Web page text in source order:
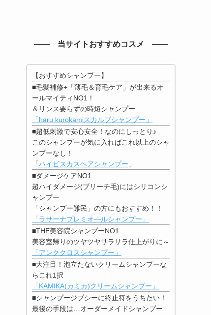
当サイトおすすめコスメ
【おすすめシャンプー】
■毛髪補修+「薄毛＆育毛ケア」が出来るオ
ールマイティNO1！
＆リンス要らずの時短シャンプー
「haru kurokamiスカルプシャンプー」
■超低刺激で安心安全！なのにしっとり♪
このシャンプーが気に入ればこれ以上のシャ
ンプーなし！
「ハイビスカスヘアシャンプー 」
■ダメージケアNO1
超ハイダメージ(ブリーチ毛)にはシリコンシ
ャンプー
「シャンプー難民」の方にもおすすめ！！
「ラサーナプレミオ―ルシャンプー」
■THE美容院シャンプーNO1
美容室帰りのツヤツヤサラサラ仕上がりに～
「アンククロスシャンプー」
■大注目！泡立たないクリームシャンプーな
らこれ1択
「KAMIKA(カミカ)クリームシャンプー」
■シャンプージプシーに終止符をうちたい！
最後の手段は…オーダーメイドシャンプー